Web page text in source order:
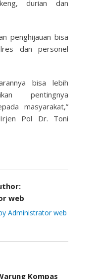
durian dan
penghijauan bisa
dan personel
bisa lebih
pentingnya
masyarakat,”
Irjen Pol Dr. Toni
web
Administrator web
Kompas